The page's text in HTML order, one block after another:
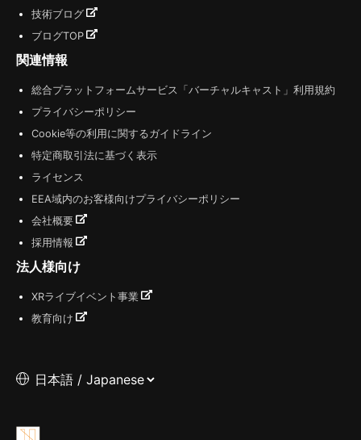
技術ブログ
ブログTOP
関連情報
総合プラットフォームサービス「バーチャルキャスト」利用規約
プライバシーポリシー
Cookie等の利用に関するガイドライン
特定商取引法に基づく表示
ライセンス
EEA域内のお客様向けプライバシーポリシー
会社概要
採用情報
法人様向け
XRライブイベント事業
教育向け